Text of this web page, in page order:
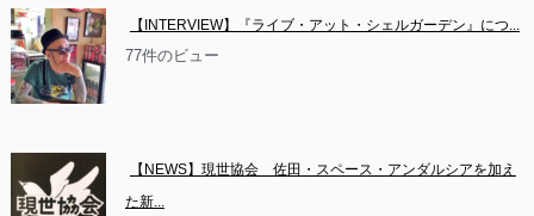
【INTERVIEW】『ライブ・アット・シェルガーデン』につ...
77件のビュー
【NEWS】現世協会　佐田・スペース・アンダルシアを加え
た新...